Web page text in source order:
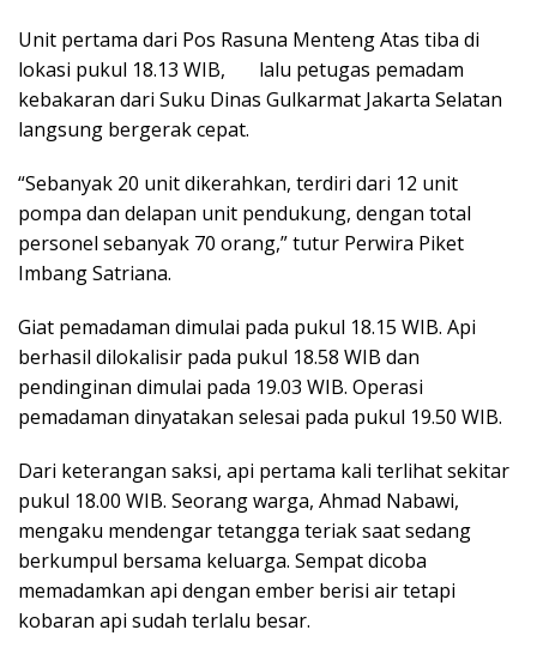
Unit pertama dari Pos Rasuna Menteng Atas tiba di
lokasi pukul 18.13 WIB, lalu petugas pemadam
kebakaran dari Suku Dinas Gulkarmat Jakarta Selatan
langsung bergerak cepat.
“Sebanyak 20 unit dikerahkan, terdiri dari 12 unit
pompa dan delapan unit pendukung, dengan total
personel sebanyak 70 orang,” tutur Perwira Piket
Imbang Satriana.
Giat pemadaman dimulai pada pukul 18.15 WIB. Api
berhasil dilokalisir pada pukul 18.58 WIB dan
pendinginan dimulai pada 19.03 WIB. Operasi
pemadaman dinyatakan selesai pada pukul 19.50 WIB.
Dari keterangan saksi, api pertama kali terlihat sekitar
pukul 18.00 WIB. Seorang warga, Ahmad Nabawi,
mengaku mendengar tetangga teriak saat sedang
berkumpul bersama keluarga. Sempat dicoba
memadamkan api dengan ember berisi air tetapi
kobaran api sudah terlalu besar.